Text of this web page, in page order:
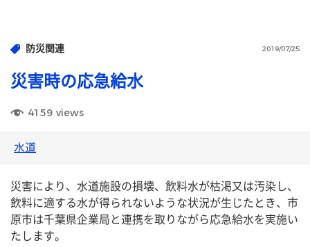
防災関連 2019/07/25
災害時の応急給水
4159 views
水道
災害により、水道施設の損壊、飲料水が枯渇又は汚染し、
飲料に適する水が得られないような状況が生じたとき、市
原市は千葉県企業局と連携を取りながら応急給水を実施い
たします。